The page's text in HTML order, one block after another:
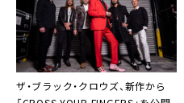
ザ・ブラック・クロウズ、新作から